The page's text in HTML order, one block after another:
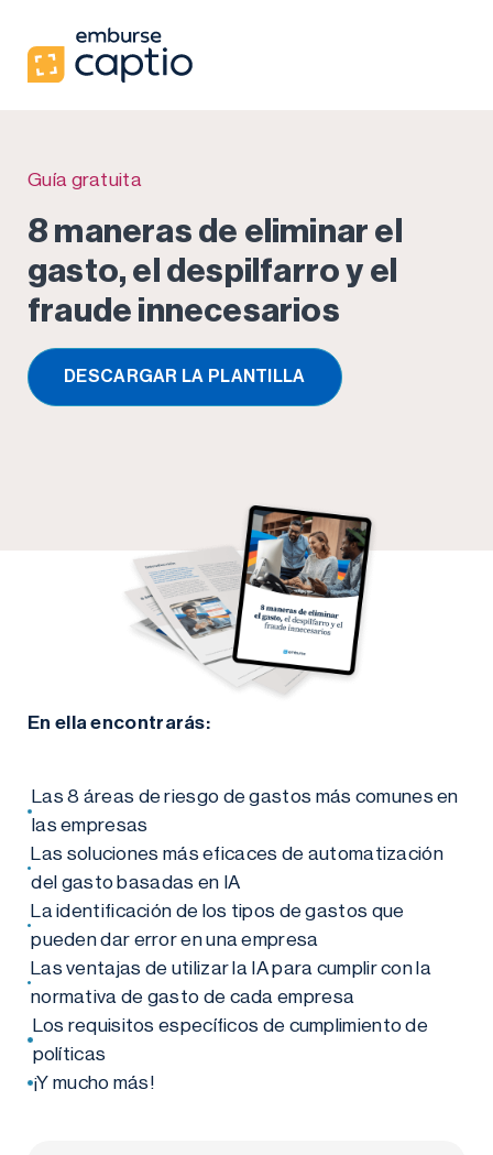
Guía gratuita
8 maneras de eliminar el
gasto, el despilfarro y el
fraude innecesarios
DESCARGAR LA PLANTILLA
En ella encontrarás:
Las 8 áreas de riesgo de gastos más comunes en
las empresas
Las soluciones más eficaces de automatización
del gasto basadas en IA
La identificación de los tipos de gastos que
pueden dar error en una empresa
Las ventajas de utilizar la IA para cumplir con la
normativa de gasto de cada empresa
Los requisitos específicos de cumplimiento de
políticas
¡Y mucho más!